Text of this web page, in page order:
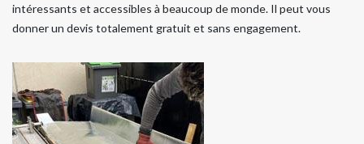
intéressants et accessibles à beaucoup de monde. Il peut vous
donner un devis totalement gratuit et sans engagement.